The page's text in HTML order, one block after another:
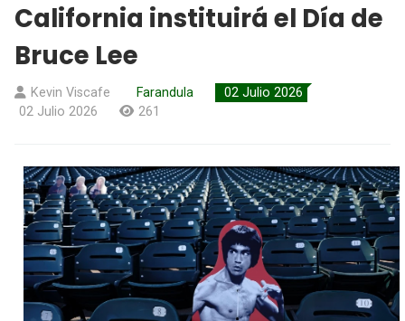
California instituirá el Día de
Bruce Lee
Kevin Viscafe Farandula
02 Julio 2026
02 Julio 2026
261